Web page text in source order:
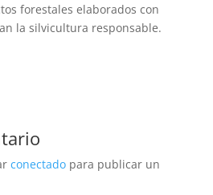
forestales elaborados con
la silvicultura responsable.
conectadopara publicar un